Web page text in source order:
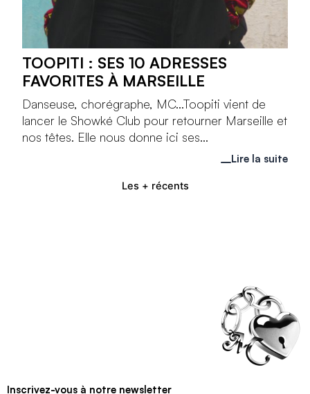
Les + récents
TOOPITI : SES 10 ADRESSES
FAVORITES À MARSEILLE
Danseuse, chorégraphe, MC...Toopiti vient de
lancer le Showké Club pour retourner Marseille et
nos têtes. Elle nous donne ici ses...
Lire la suite
Inscrivez-vous à notre newsletter